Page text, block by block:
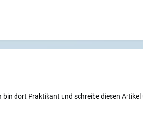
dort Praktikant und schreibe diesen